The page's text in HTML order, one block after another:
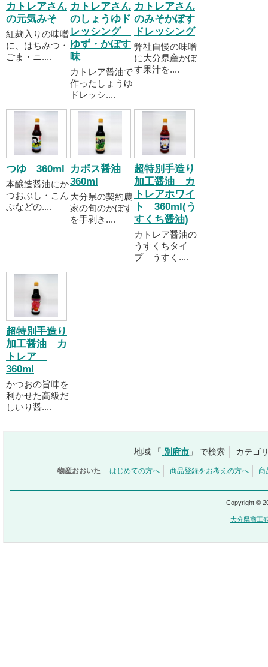
カトレアさん
の元気みそ
紅麹入りの味噌
に、はちみつ・
ごま・ニ....
カトレアさん
のしょうゆド
レッシング
ゆず・かぼす
味
カトレア醤油で
作ったしょうゆ
ドレッシ....
カトレアさん
のみそかぼす
ドレッシング
弊社自慢の味噌
に大分県産かぼ
す果汁を....
つゆ 360ml
本醸造醤油にか
つおぶし・こん
ぶなどの....
カボス醤油
360ml
大分県の契約農
家の旬のかぼす
を手剥き....
超特別手造り
加工醤油 カ
トレアホワイ
ト 360ml(う
すくち醤油)
カトレア醤油の
うすくちタイ
プ うすく....
超特別手造り
加工醤油 カ
トレア
360ml
かつおの旨味を
利かせた高級だ
しいり醤....
地域 「 別府市 」 で検索 カテゴ
物産おおいた はじめての方へ 商品登録をお考えの方へ 商
Copyright ©
大分県商工